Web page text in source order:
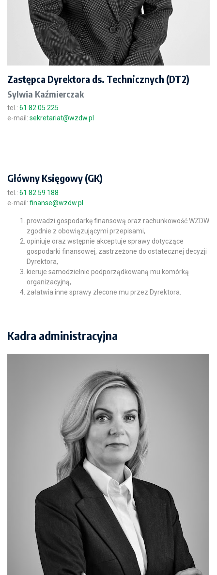
Zastępca Dyrektora ds. Technicznych (DT2)
Sylwia Kaźmierczak
tel.: 61 82 05 225
e-mail: sekretariat@wzdw.pl
Główny Księgowy (GK)
tel.: 61 82 59 188
e-mail: finanse@wzdw.pl
prowadzi gospodarkę finansową oraz rachunkowość WZDW
zgodnie z obowiązującymi przepisami,
opiniuje oraz wstępnie akceptuje sprawy dotyczące
gospodarki finansowej, zastrzeżone do ostatecznej decyzji
Dyrektora,
kieruje samodzielnie podporządkowaną mu komórką
organizacyjną,
załatwia inne sprawy zlecone mu przez Dyrektora.
Kadra administracyjna